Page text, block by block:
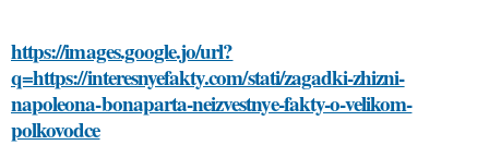
https://images.google.jo/url?
q=https://interesnyefakty.com/stati/zagadki-zhizni-
napoleona-bonaparta-neizvestnye-fakty-o-velikom-
polkovodce